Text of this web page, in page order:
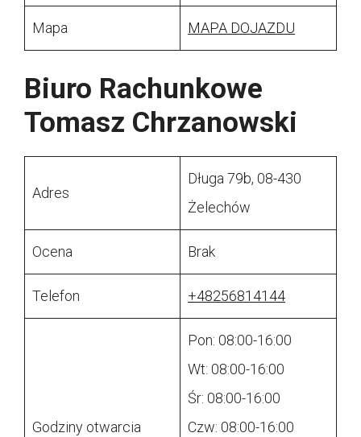
Mapa MAPA DOJAZDU
Biuro Rachunkowe
Tomasz Chrzanowski
Adres
Długa 79b, 08-430
Żelechów
Ocena Brak
Telefon +48256814144
Godziny otwarcia
Pon: 08:00-16:00
Wt: 08:00-16:00
Śr: 08:00-16:00
Czw: 08:00-16:00